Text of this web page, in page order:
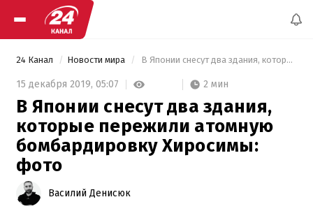
24 Канал Новости мира В Японии снесут два здания, которые пережили атомную бомбардировку Хиросимы: фото
15 декабря 2019, 05:07 2 мин
В Японии снесут два здания,
которые пережили атомную
бомбардировку Хиросимы:
фото
Василий Денисюк